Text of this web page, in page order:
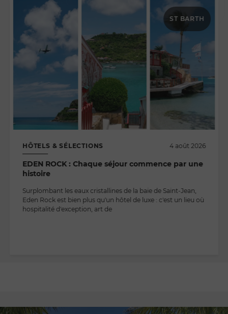
ST BARTH
HÔTELS & SÉLECTIONS 4 août 2026
EDEN ROCK : Chaque séjour commence par une
histoire
Surplombant les eaux cristallines de la baie de Saint-Jean,
Eden Rock est bien plus qu'un hôtel de luxe : c'est un lieu où
hospitalité d'exception, art de